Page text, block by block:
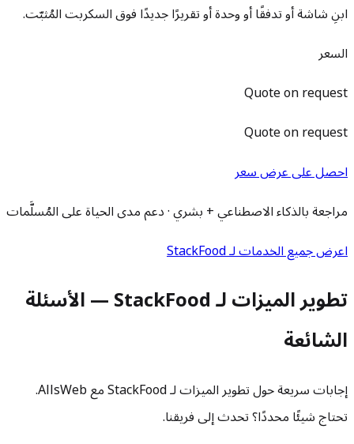
ابنِ شاشة أو تدفقًا أو وحدة أو تقريرًا جديدًا فوق السكربت المُثبّت.
السعر
Quote on request
Quote on request
احصل على عرض سعر
مراجعة بالذكاء الاصطناعي + بشري · دعم مدى الحياة على المُسلَّمات
اعرض جميع الخدمات لـ StackFood
تطوير الميزات لـ StackFood — الأسئلة
الشائعة
إجابات سريعة حول تطوير الميزات لـ StackFood مع AllsWeb.
تحتاج شيئًا محددًا؟ تحدث إلى فريقنا.